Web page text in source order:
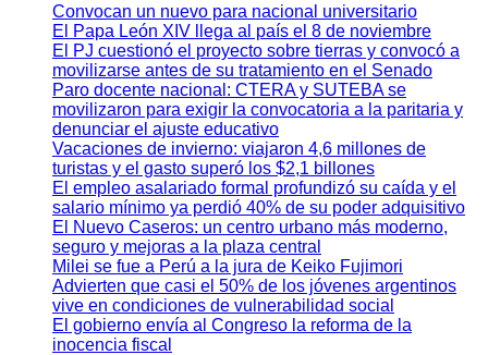
Convocan un nuevo para nacional universitario
El Papa León XIV llega al país el 8 de noviembre
El PJ cuestionó el proyecto sobre tierras y convocó a
movilizarse antes de su tratamiento en el Senado
Paro docente nacional: CTERA y SUTEBA se
movilizaron para exigir la convocatoria a la paritaria y
denunciar el ajuste educativo
Vacaciones de invierno: viajaron 4,6 millones de
turistas y el gasto superó los $2,1 billones
El empleo asalariado formal profundizó su caída y el
salario mínimo ya perdió 40% de su poder adquisitivo
El Nuevo Caseros: un centro urbano más moderno,
seguro y mejoras a la plaza central
Milei se fue a Perú a la jura de Keiko Fujimori
Advierten que casi el 50% de los jóvenes argentinos
vive en condiciones de vulnerabilidad social
El gobierno envía al Congreso la reforma de la
inocencia fiscal